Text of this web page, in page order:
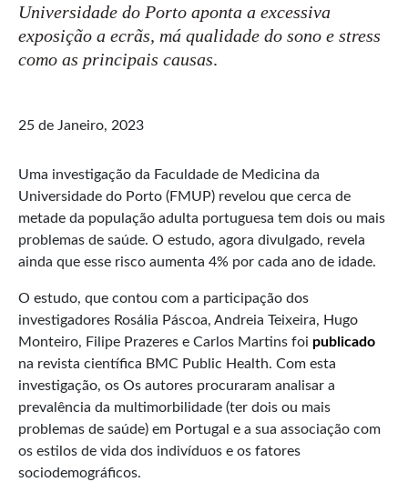
Universidade do Porto aponta a excessiva
exposição a ecrãs, má qualidade do sono e stress
como as principais causas.
25 de Janeiro, 2023
Uma investigação da Faculdade de Medicina da
Universidade do Porto (FMUP) revelou que cerca de
metade da população adulta portuguesa tem dois ou mais
problemas de saúde. O estudo, agora divulgado, revela
ainda que esse risco aumenta 4% por cada ano de idade.
O estudo, que contou com a participação dos
investigadores Rosália Páscoa, Andreia Teixeira, Hugo
Monteiro, Filipe Prazeres e Carlos Martins foi publicado
na revista científica BMC Public Health. Com esta
investigação, os Os autores procuraram analisar a
prevalência da multimorbilidade (ter dois ou mais
problemas de saúde) em Portugal e a sua associação com
os estilos de vida dos indivíduos e os fatores
sociodemográficos.